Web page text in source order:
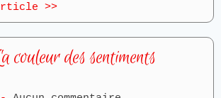
>>
des sentiments